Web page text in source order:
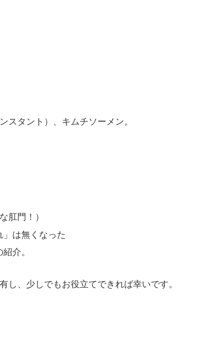
タント）、キムチソーメン。
肛門！）
は無くなった
介。
し、少しでもお役立てできれば幸いです。